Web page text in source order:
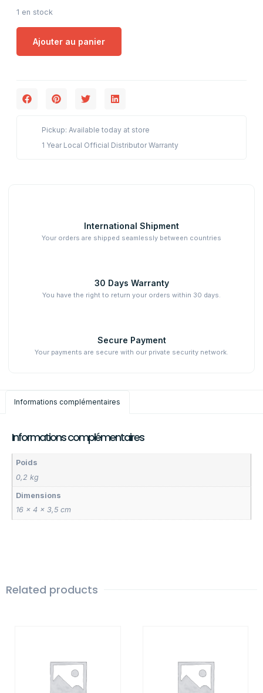
1 en stock
Ajouter au panier
Pickup: Available today at store
1 Year Local Official Distributor Warranty
International Shipment
Your orders are shipped seamlessly between countries
30 Days Warranty
You have the right to return your orders within 30 days.
Secure Payment
Your payments are secure with our private security network.
Informations complémentaires
Informations complémentaires
Poids
0,2 kg
Dimensions
16 × 4 × 3,5 cm
Related products